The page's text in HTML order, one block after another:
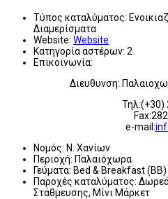
Τύπος καταλύματος:
Διαμερίσματα
Website: Website
Κατηγορία αστέρων: 2
Επικοινωνία:
Διευθυνση:
Τηλ:(+30)
e-mail:
Νομός: Ν. Χανίων
Περιοχή: Παλαιόχωρα
Γεύματα: Bed & Breakfast (BB)
Παροχές καταλύματος:
Στάθμευσης, Μίνι Μάρκετ